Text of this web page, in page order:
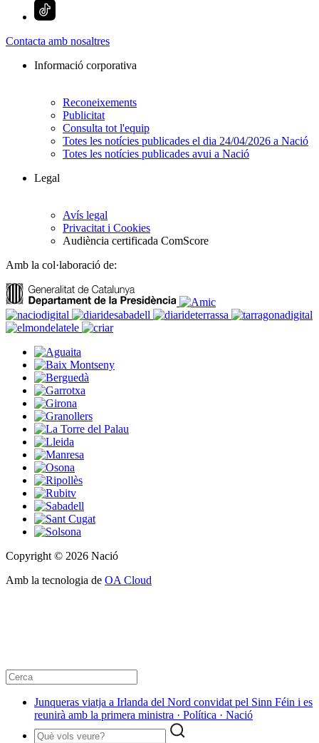
Contacta amb nosaltres
Informació corporativa
Reconeixements
Publicitat
Consulta tot l'equip
Totes les notícies publicades el dia 24/04/2026 a Nació
Totes les notícies publicades avui a Nació
Legal
Avís legal
Privacitat i Cookies
Audiència certificada ComScore
Amb la col·laboració de:
Copyright © 2026 Nació
Amb la tecnologia de OA Cloud
Junqueras viatja a Irlanda del Nord convidat pel Sinn Féin i es
reunirà amb la primera ministra · Política · Nació